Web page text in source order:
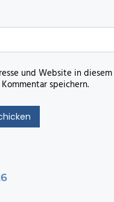
und Website in
speichern.